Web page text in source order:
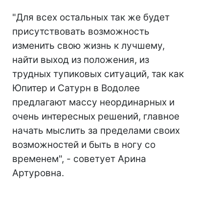
"Для всех остальных так же будет
присутствовать возможность
изменить свою жизнь к лучшему,
найти выход из положения, из
трудных тупиковых ситуаций, так как
Юпитер и Сатурн в Водолее
предлагают массу неординарных и
очень интересных решений, главное
начать мыслить за пределами своих
возможностей и быть в ногу со
временем", - советует Арина
Артуровна.